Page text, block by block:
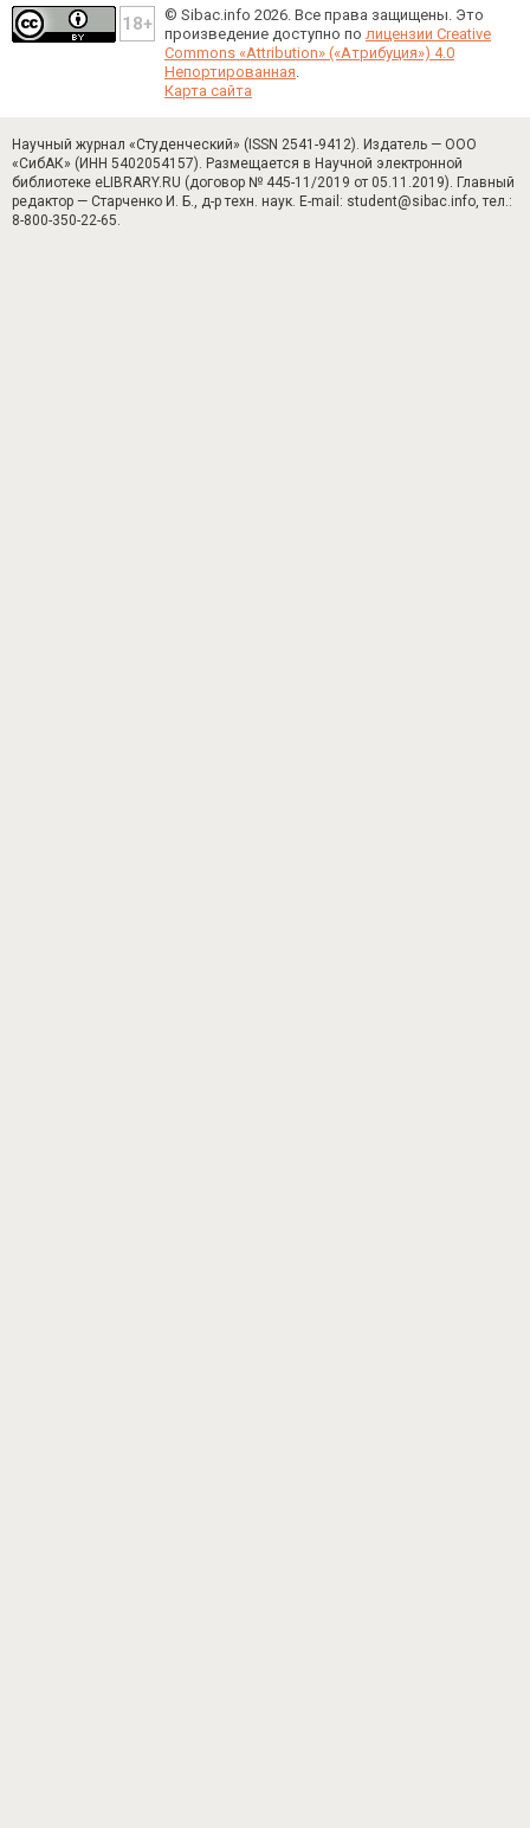
© Sibac.info 2026. Все права защищены. Это
произведение доступно по лицензии Creative
Commons «Attribution» («Атрибуция») 4.0
Непортированная.
Карта сайта
Научный журнал «Студенческий» (ISSN 2541-9412). Издатель — ООО
«СибАК» (ИНН 5402054157). Размещается в Научной электронной
библиотеке eLIBRARY.RU (договор № 445-11/2019 от 05.11.2019). Главный
редактор — Старченко И. Б., д-р техн. наук. E-mail: student@sibac.info, тел.:
8-800-350-22-65.